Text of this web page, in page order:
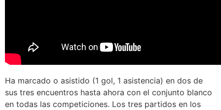
Ha marcado o asistido (1 gol, 1 asistencia) en dos de
sus tres encuentros hasta ahora con el conjunto blanco
en todas las competiciones. Los tres partidos en los